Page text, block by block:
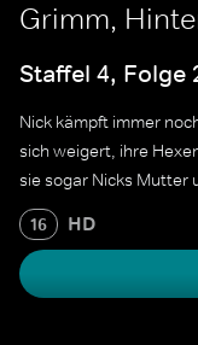
Grimm,
Staffel 4, Folge
Nick kämpft immer
sich weigert, ihre
sie sogar Nicks Mutter
16 HD